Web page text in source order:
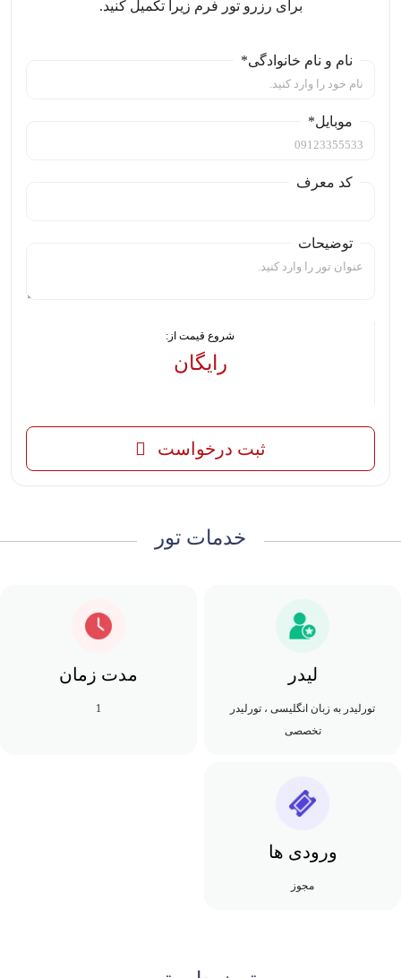
برای رزرو تور فرم زیرا تکمیل کنید.
نام و نام خانوادگی*
موبایل*
کد معرف
توضیحات
شروع قیمت از:
رایگان
ثبت درخواست
خدمات تور
لیدر
تورلیدر به زبان انگلیسی ، تورلیدر
تخصصی
مدت زمان
1
ورودی ها
مجوز